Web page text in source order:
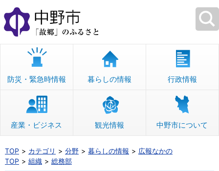
本
文
へ
移
防災・緊急時情報 暮らしの情報 行政情報
産業・ビジネス 観光情報 中野市について
TOP カテゴリ 分野 暮らしの情報
広報なかの
TOP
組織 総務部